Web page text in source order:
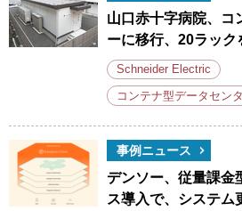
山口赤十字病院、コ
ーに移行、20ラック
Schneider Electric
コンテナ型データセン
事例ニュース
デンソー、従量課金
ス導入で、システム